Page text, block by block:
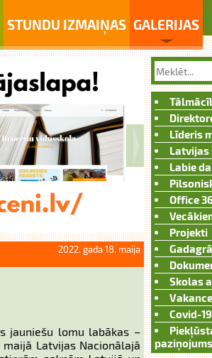
STUNDU IZMAIŅAS GALERIJAS
2022. gada 18. maija
jauniešu lomu labākas –
Latvijas Nacionālajā
Līderis
Latvijas
Labie
Office
Projekti
Skolas
Covid-19
paziņojums